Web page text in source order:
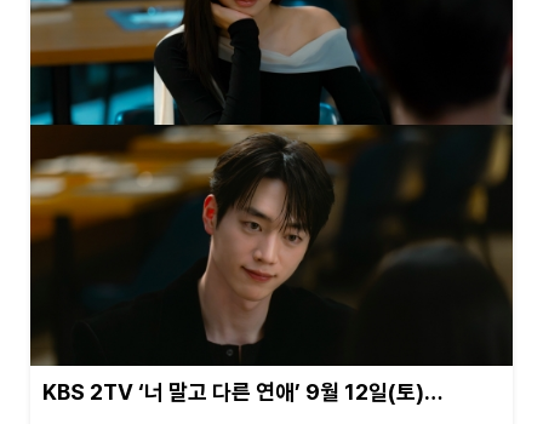
KBS 2TV ‘너 말고 다른 연애’ 9월 12일(토)…